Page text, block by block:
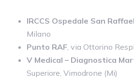
IRCCS Ospedale San
Milano
Punto RAF, via Ottorino
V Medical – Diagnostica
Superiore, Vimodrone (Mi)